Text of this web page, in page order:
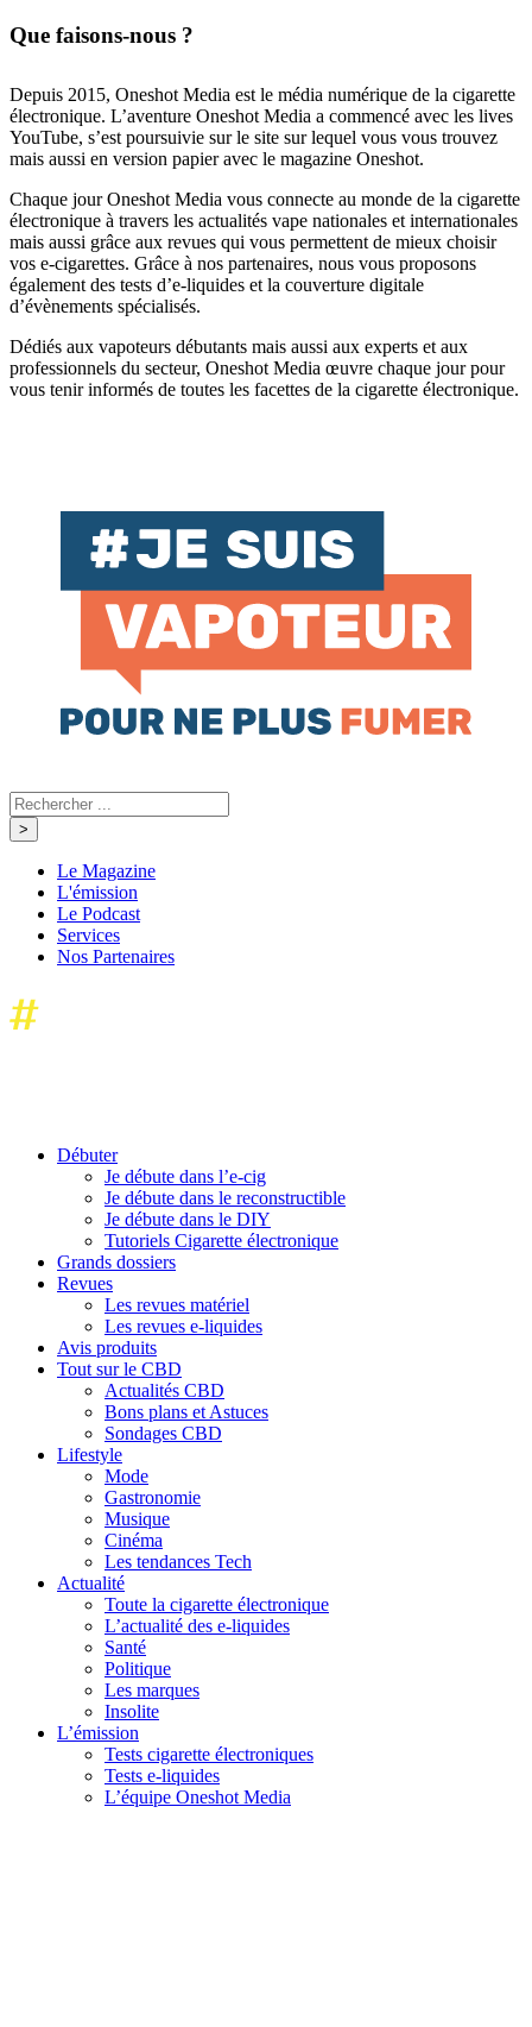
Que faisons-nous ?
Depuis 2015, Oneshot Media est le média numérique de la cigarette
électronique. L’aventure Oneshot Media a commencé avec les lives
YouTube, s’est poursuivie sur le site sur lequel vous vous trouvez
mais aussi en version papier avec le magazine Oneshot.
Chaque jour Oneshot Media vous connecte au monde de la cigarette
électronique à travers les actualités vape nationales et internationales
mais aussi grâce aux revues qui vous permettent de mieux choisir
vos e-cigarettes. Grâce à nos partenaires, nous vous proposons
également des tests d’e-liquides et la couverture digitale
d’évènements spécialisés.
Dédiés aux vapoteurs débutants mais aussi aux experts et aux
professionnels du secteur, Oneshot Media œuvre chaque jour pour
vous tenir informés de toutes les facettes de la cigarette électronique.
Le Magazine
L'émission
Le Podcast
Services
Nos Partenaires
Débuter
Je débute dans l’e-cig
Je débute dans le reconstructible
Je débute dans le DIY
Tutoriels Cigarette électronique
Grands dossiers
Revues
Les revues matériel
Les revues e-liquides
Avis produits
Tout sur le CBD
Actualités CBD
Bons plans et Astuces
Sondages CBD
Lifestyle
Mode
Gastronomie
Musique
Cinéma
Les tendances Tech
Actualité
Toute la cigarette électronique
L’actualité des e-liquides
Santé
Politique
Les marques
Insolite
L’émission
Tests cigarette électroniques
Tests e-liquides
L’équipe Oneshot Media